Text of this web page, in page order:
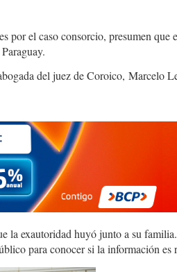
por el caso consorcio, presumen que
del juez de Coroico, Marcelo
la exautoridad huyó junto a su
para conocer si la información es